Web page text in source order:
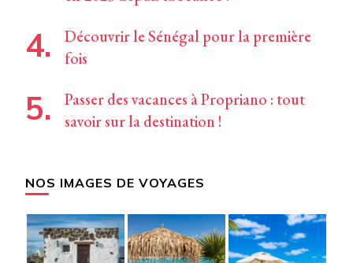
Découvrir le Sénégal pour la première
fois
Passer des vacances à Propriano : tout
savoir sur la destination !
NOS IMAGES DE VOYAGES